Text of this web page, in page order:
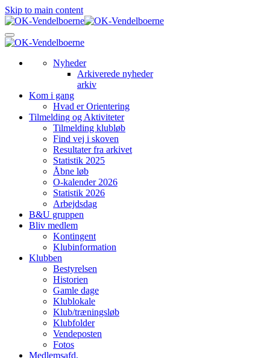
Skip to main content
Nyheder
Arkiverede nyheder
arkiv
Kom i gang
Hvad er Orientering
Tilmelding og Aktiviteter
Tilmelding klubløb
Find vej i skoven
Resultater fra arkivet
Statistik 2025
Åbne løb
O-kalender 2026
Statistik 2026
Arbejdsdag
B&U gruppen
Bliv medlem
Kontingent
Klubinformation
Klubben
Bestyrelsen
Historien
Gamle dage
Klublokale
Klub/træningsløb
Klubfolder
Vendeposten
Fotos
Medlemsafd.